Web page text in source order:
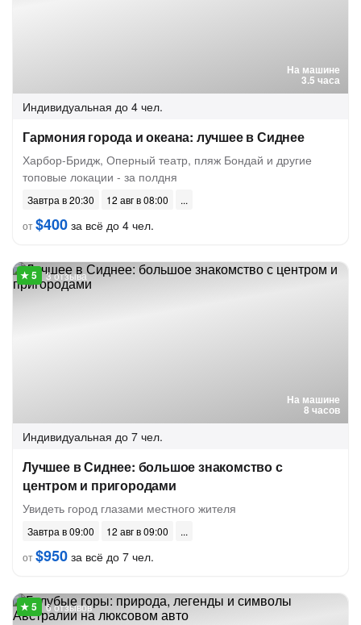
На машине
3.5 часа
Индивидуальная до 4 чел.
Гармония города и океана: лучшее в Сиднее
Харбор-Бридж, Оперный театр, пляж Бондай и другие
топовые локации - за полдня
Завтра в 20:30
12 авг в 08:00
от$400 за всё до 4 чел.
На машине
8 часов
3 отзыва
Индивидуальная до 7 чел.
Лучшее в Сиднее: большое знакомство с
центром и пригородами
Увидеть город глазами местного жителя
Завтра в 09:00
12 авг в 09:00
от$950 за всё до 7 чел.
6 отзывов